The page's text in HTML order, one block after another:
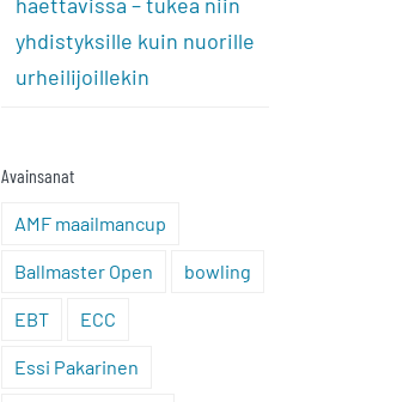
yhdistyksille kuin nuorille
urheilijoillekin
Avainsanat
AMF maailmancup
Ballmaster Open bowling
EBT ECC
Essi Pakarinen